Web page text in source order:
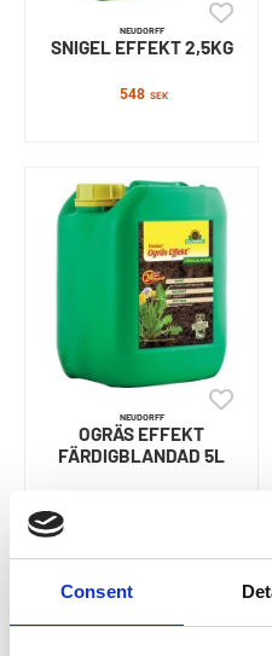
Consent
NEUDORFF
SNIGEL EFFEKT 2,5KG
548 SEK
NEUDORFF
OGRÄS EFFEKT
FÄRDIGBLANDAD 5L